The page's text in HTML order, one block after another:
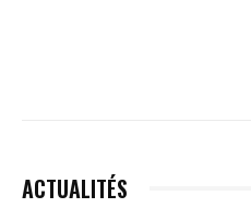
ACTUALITÉS